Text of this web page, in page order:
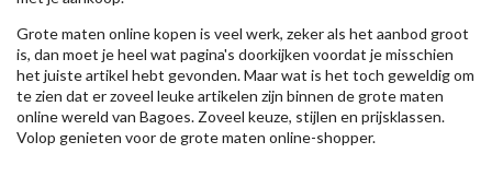
Grote maten online kopen is veel werk, zeker als het aanbod groot
is, dan moet je heel wat pagina's doorkijken voordat je misschien
het juiste artikel hebt gevonden. Maar wat is het toch geweldig om
te zien dat er zoveel leuke artikelen zijn binnen de grote maten
online wereld van Bagoes. Zoveel keuze, stijlen en prijsklassen.
Volop genieten voor de grote maten online-shopper.